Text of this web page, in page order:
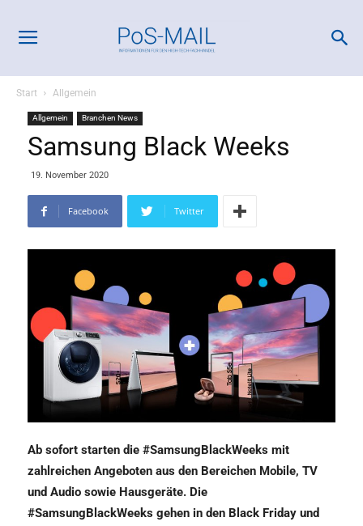
Start Allgemein
Allgemein Branchen News
Samsung Black Weeks
19. November 2020
Facebook Twitter
Ab sofort starten die #SamsungBlackWeeks mit
zahlreichen Angeboten aus den Bereichen Mobile, TV
und Audio sowie Hausgeräte. Die
#SamsungBlackWeeks gehen in den Black Friday und